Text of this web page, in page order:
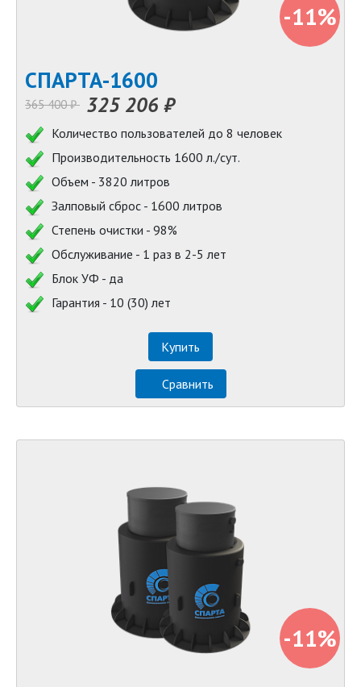
-11%
СПАРТА-1600
365 400 ₽ 325 206 ₽
Количество пользователей до 8 человек
Производительность 1600 л./сут.
Объем - 3820 литров
Залповый сброс - 1600 литров
Степень очистки - 98%
Обслуживание - 1 раз в 2-5 лет
Блок УФ - да
Гарантия - 10 (30) лет
Купить
Сравнить
-11%